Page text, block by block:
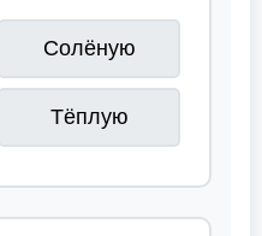
Солёную
Тёплую